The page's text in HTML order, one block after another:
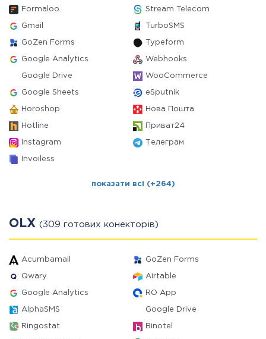
Formaloo Stream Telecom
Gmail TurboSMS
GoZen Forms Typeform
Google Analytics Webhooks
Google Drive WooCommerce
Google Sheets eSputnik
Horoshop Нова Пошта
Hotline Приват24
Instagram Телеграм
Invoiless
показати всі (+264)
OLX (309 готових конекторів)
Acumbamail GoZen Forms
Qwary Airtable
Google Analytics RO App
AlphaSMS Google Drive
Ringostat Binotel